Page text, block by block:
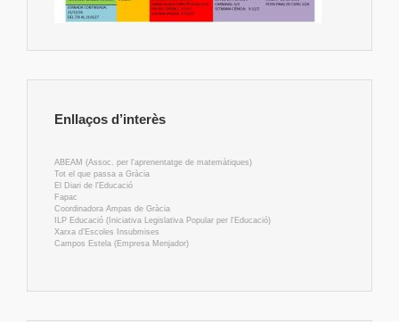
Enllaços d’interès
ABEAM (Assoc. per l'aprenentatge de matemàtiques)
Tot el que passa a Gràcia
El Diari de l'Educació
Fapac
Coordinadora Ampas de Gràcia
ILP Educació (Iniciativa Legislativa Popular per l'Educació)
Xarxa d'Escoles Insubmises
Campos Estela (Empresa Menjador)